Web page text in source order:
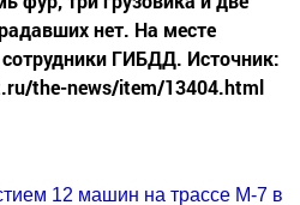
нет. На месте
ГИБДД. Источник:
the-news/item/13404.html
12 машин на трассе М-7 в